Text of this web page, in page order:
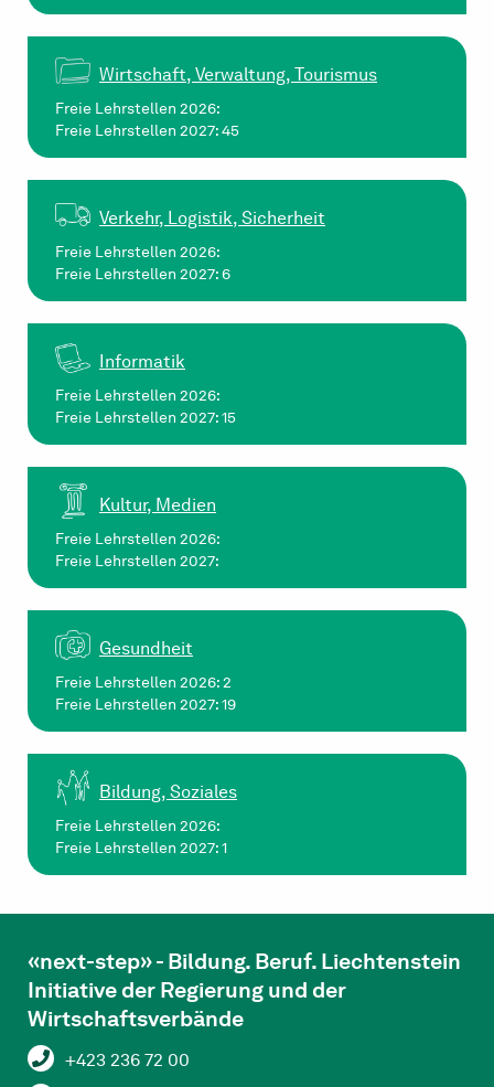
Wirtschaft, Verwaltung, Tourismus
Freie Lehrstellen 2026:
Freie Lehrstellen 2027: 45
Verkehr, Logistik, Sicherheit
Freie Lehrstellen 2026:
Freie Lehrstellen 2027: 6
Informatik
Freie Lehrstellen 2026:
Freie Lehrstellen 2027: 15
Kultur, Medien
Freie Lehrstellen 2026:
Freie Lehrstellen 2027:
Gesundheit
Freie Lehrstellen 2026: 2
Freie Lehrstellen 2027: 19
Bildung, Soziales
Freie Lehrstellen 2026:
Freie Lehrstellen 2027: 1
«next-step» - Bildung. Beruf. Liechtenstein
Initiative der Regierung und der
Wirtschaftsverbände
+423 236 72 00